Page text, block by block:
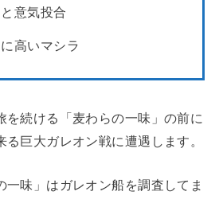
意気投合
高いマシラ
を続ける「麦わらの一味」の前に
巨大ガレオン戦に遭遇します。
一味」はガレオン船を調査してま